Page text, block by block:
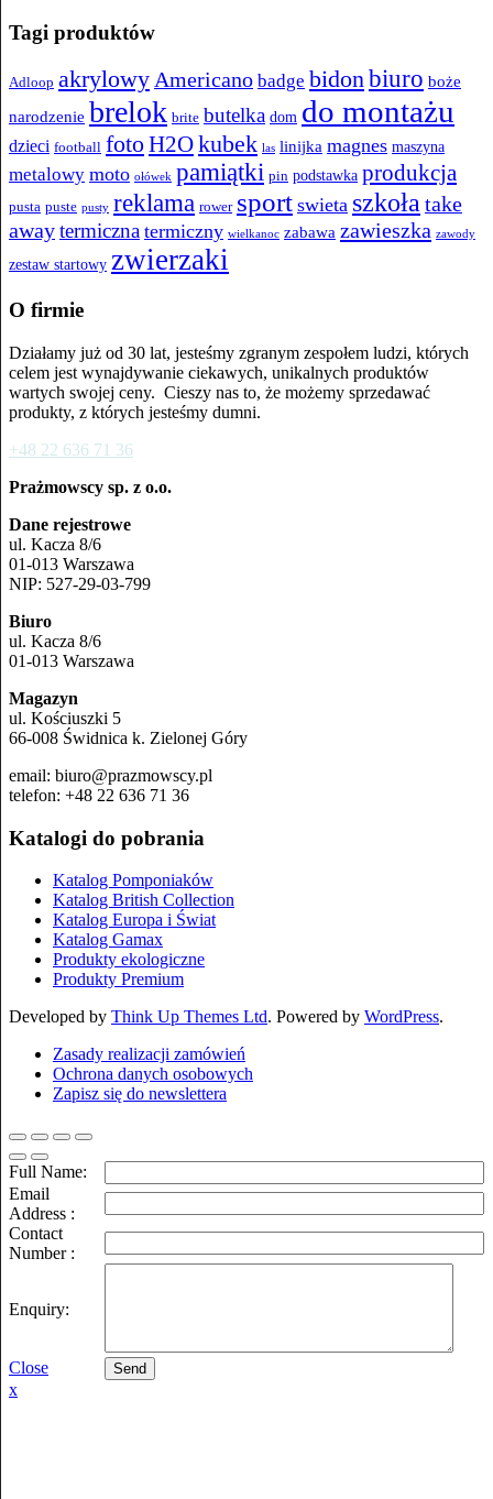
Tagi produktów
Adloop akrylowyAmericano badge bidonbiuro boże
narodzenie brelok brite butelka dom do montażu
dzieci football fotoH2Okubek las linijka magnes maszyna
metalowy moto ołówek pamiątki pin podstawka produkcja
pusta puste pusty reklama rower sport swieta szkołatake
awaytermiczna termiczny wielkanoc zabawa zawieszka zawody
zestaw startowy zwierzaki
O firmie
Działamy już od 30 lat, jesteśmy zgranym zespołem ludzi, których
celem jest wynajdywanie ciekawych, unikalnych produktów
wartych swojej ceny. Cieszy nas to, że możemy sprzedawać
produkty, z których jesteśmy dumni.
+48 22 636 71 36
Prażmowscy sp. z o.o.
Dane rejestrowe
ul. Kacza 8/6
01-013 Warszawa
NIP: 527-29-03-799
Biuro
ul. Kacza 8/6
01-013 Warszawa
Magazyn
ul. Kościuszki 5
66-008 Świdnica k. Zielonej Góry
email: biuro@prazmowscy.pl
telefon: +48 22 636 71 36
Katalogi do pobrania
Katalog Pomponiaków
Katalog British Collection
Katalog Europa i Świat
Katalog Gamax
Produkty ekologiczne
Produkty Premium
Developed by Think Up Themes Ltd. Powered by WordPress.
Zasady realizacji zamówień
Ochrona danych osobowych
Zapisz się do newslettera
Full Name:
Email
Address :
Contact
Number :
Enquiry:
Close Send
x